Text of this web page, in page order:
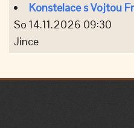
Konstelace s Vojtou
So 14.11.2026 09:30
Jince